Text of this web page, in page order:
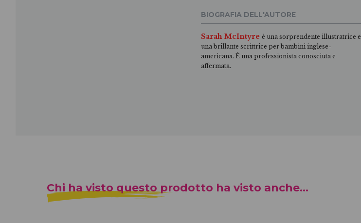
BIOGRAFIA DELL'AUTORE
Sarah McIntyreè una sorprendente illustratrice e
una brillante scrittrice per bambini inglese-
americana. È una professionista conosciuta e
affermata.
Chi ha visto questo prodotto ha visto anche...